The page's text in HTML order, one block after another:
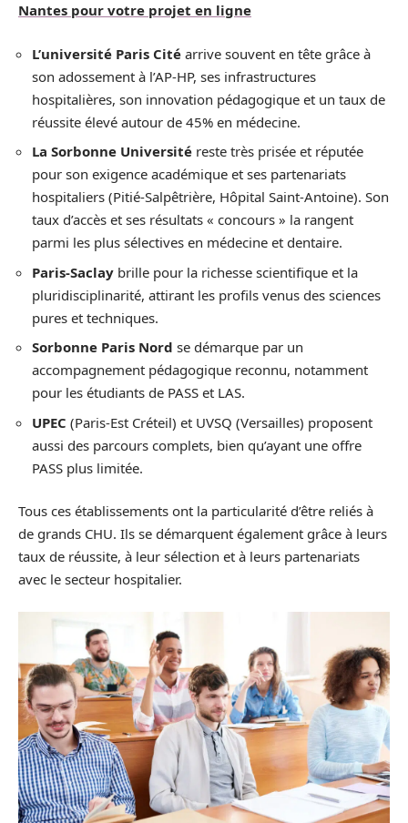
Nantes pour votre projet en ligne
L’université Paris Cité arrive souvent en tête grâce à
son adossement à l’AP-HP, ses infrastructures
hospitalières, son innovation pédagogique et un taux de
réussite élevé autour de 45% en médecine.
La Sorbonne Université reste très prisée et réputée
pour son exigence académique et ses partenariats
hospitaliers (Pitié-Salpêtrière, Hôpital Saint-Antoine). Son
taux d’accès et ses résultats « concours » la rangent
parmi les plus sélectives en médecine et dentaire.
Paris-Saclay brille pour la richesse scientifique et la
pluridisciplinarité, attirant les profils venus des sciences
pures et techniques.
Sorbonne Paris Nord se démarque par un
accompagnement pédagogique reconnu, notamment
pour les étudiants de PASS et LAS.
UPEC (Paris-Est Créteil) et UVSQ (Versailles) proposent
aussi des parcours complets, bien qu’ayant une offre
PASS plus limitée.
Tous ces établissements ont la particularité d’être reliés à
de grands CHU. Ils se démarquent également grâce à leurs
taux de réussite, à leur sélection et à leurs partenariats
avec le secteur hospitalier.